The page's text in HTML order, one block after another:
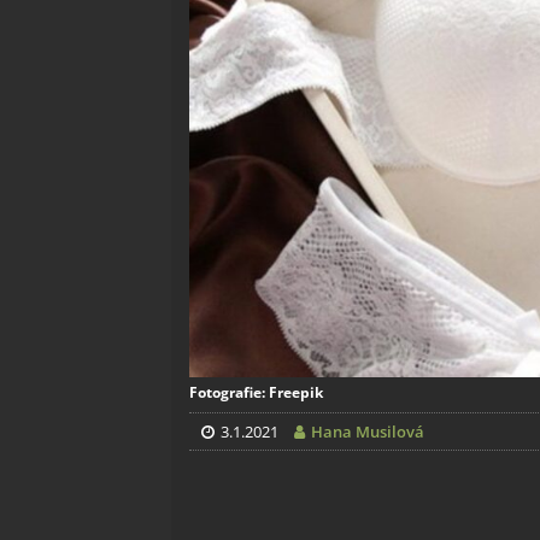
Fotografie: Freepik
3.1.2021 Hana Musilová